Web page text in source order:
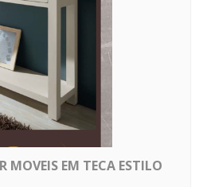
MOVEIS EM TECA ESTILO